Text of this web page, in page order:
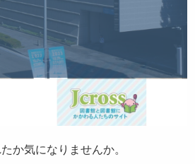
か気になりませんか。